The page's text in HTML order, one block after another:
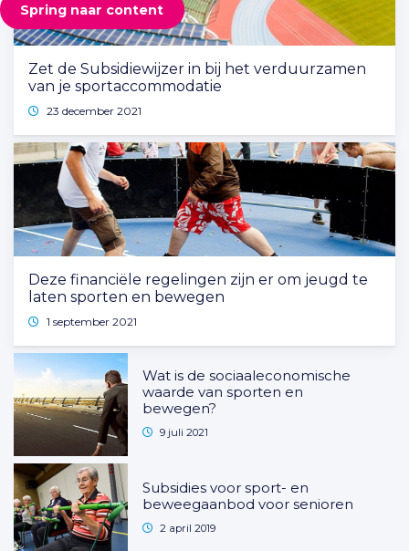
Spring naar content
Zet de Subsidiewijzer in bij het verduurzamen
van je sportaccommodatie
23 december 2021
Deze financiële regelingen zijn er om jeugd te
laten sporten en bewegen
1 september 2021
Wat is de sociaaleconomische
waarde van sporten en
bewegen?
9 juli 2021
Subsidies voor sport- en
beweegaanbod voor senioren
2 april 2019